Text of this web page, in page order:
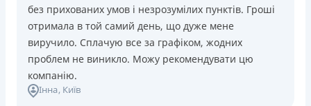
без прихованих умов і незрозумілих пунктів. Гроші
отримала в той самий день, що дуже мене
виручило. Сплачую все за графіком, жодних
проблем не виникло. Можу рекомендувати цю
компанію.
Інна, Київ